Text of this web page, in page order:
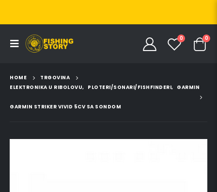
0 0
HOME
TRGOVINA
ELEKTRONIKA U RIBOLOVU, PLOTERI/SONARI/FISHFINDERI, GARMIN
GARMIN STRIKER VIVID 5CV SA SONDOM